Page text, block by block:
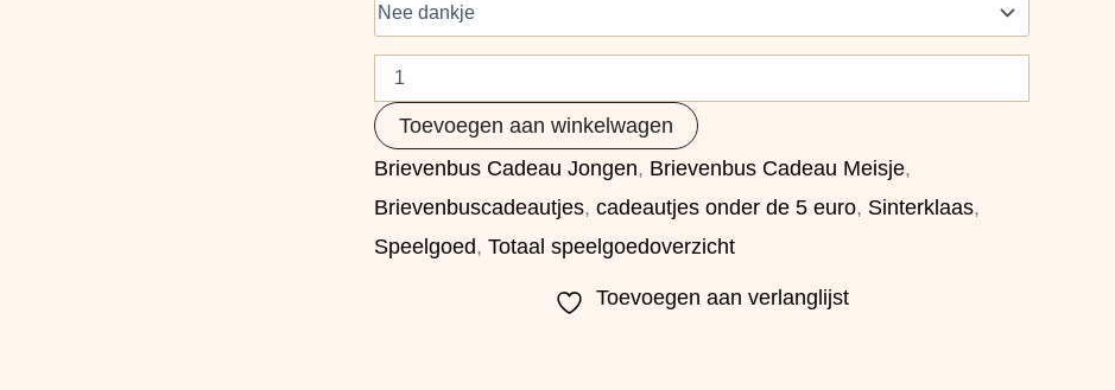
Toevoegen aan winkelwagen
Brievenbus Cadeau Jongen, Brievenbus Cadeau Meisje,
Brievenbuscadeautjes, cadeautjes onder de 5 euro, Sinterklaas,
Speelgoed, Totaal speelgoedoverzicht
Toevoegen aan verlanglijst